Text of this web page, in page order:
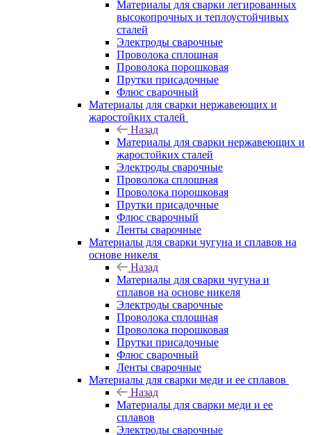
Материалы для сварки легированных
высокопрочных и теплоустойчивых
сталей
Электроды сварочные
Проволока сплошная
Проволока порошковая
Прутки присадочные
Флюс сварочный
Материалы для сварки нержавеющих и
жаростойких сталей
Назад
Материалы для сварки нержавеющих и
жаростойких сталей
Электроды сварочные
Проволока сплошная
Проволока порошковая
Прутки присадочные
Флюс сварочный
Ленты сварочные
Материалы для сварки чугуна и сплавов на
основе никеля
Назад
Материалы для сварки чугуна и
сплавов на основе никеля
Электроды сварочные
Проволока сплошная
Проволока порошковая
Прутки присадочные
Флюс сварочный
Ленты сварочные
Материалы для сварки меди и ее сплавов
Назад
Материалы для сварки меди и ее
сплавов
Электроды сварочные